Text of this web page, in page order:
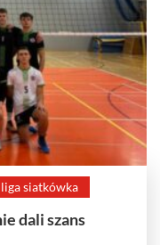
siatkówka
dali szans